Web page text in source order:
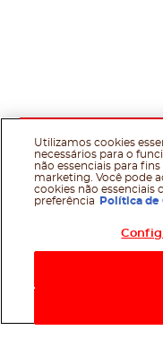
Utilizamos cookies
necessários para o
não essenciais para
marketing. Você pode
cookies não essenciais
preferência
Política de